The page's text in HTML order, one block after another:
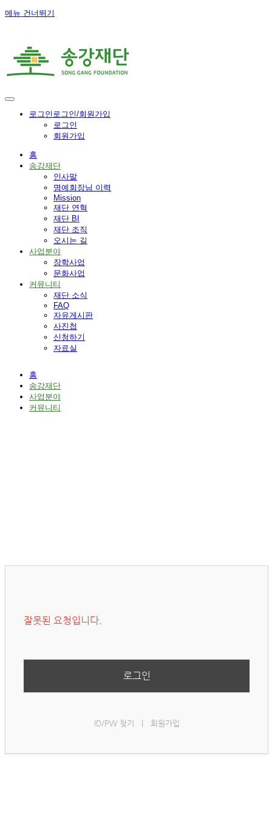
메뉴 건너뛰기
로그인 로그인/회원가입
로그인
회원가입
홈
송강재단
인사말
명예회장님 이력
Mission
재단 연혁
재단 BI
재단 조직
오시는 길
사업분야
장학사업
문화사업
커뮤니티
재단 소식
FAQ
자유게시판
사진첩
신청하기
자료실
홈
송강재단
사업분야
커뮤니티
잘못된 요청입니다.
로그인
ID/PW 찾기 회원가입